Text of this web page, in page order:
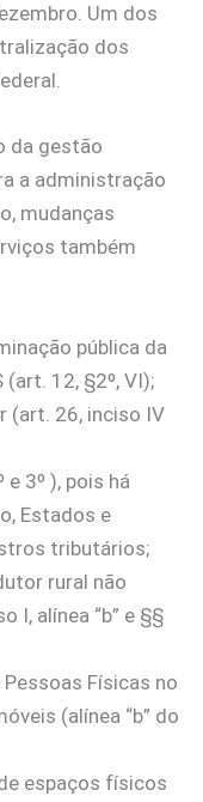
Um dos
dos
da gestão
a administração
mudanças
também
pública da
(art. 12, §2º, VI);
(art. 26, inciso IV
3º ), pois há
Estados e
tributários;
rural não
I, alínea “b” e §§
Físicas no
(alínea “b” do
espaços físicos